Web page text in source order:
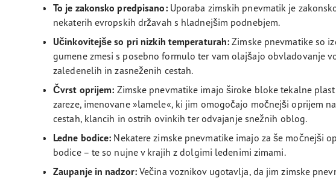
To je zakonsko predpisano:Uporaba zimskih pnevmatik je
nekaterih evropskih državah s hladnejšim podnebjem.
Učinkovitejše so pri nizkih temperaturah: Zimske pnevmatike so
gumene zmesi s posebno formulo ter vam olajšajo obvladovanje
zaledenelih in zasneženih cestah.
Čvrst oprijem: Zimske pnevmatike imajo široke bloke tekalne
zareze, imenovane »lamele«, ki jim omogočajo močnejši oprijem
cestah, klancih in ostrih ovinkih ter odvajanje snežnih oblog.
Ledne bodice: Nekatere zimske pnevmatike imajo za še močnejši
bodice – te so nujne v krajih z dolgimi ledenimi zimami.
Zaupanje in nadzor:Večina voznikov ugotavlja, da jim zimske